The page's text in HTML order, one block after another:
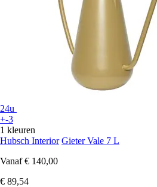
24u
+-3
1 kleuren
Hubsch Interior Gieter Vale 7 L
Vanaf € 140,00
€ 89,54